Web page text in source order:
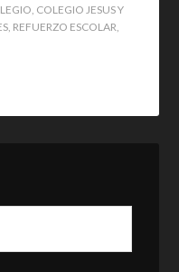
, COLEGIO JESUS Y
, REFUERZO ESCOLAR,